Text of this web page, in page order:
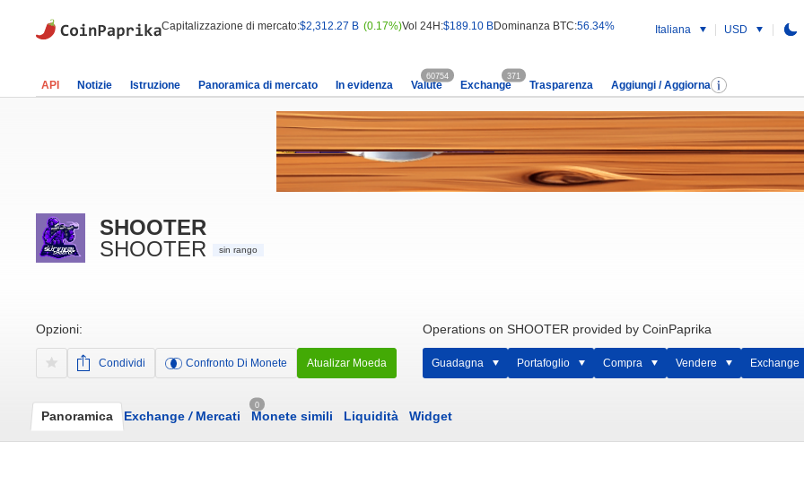
Capitalizzazione di mercato:$2,312.27 B (0.17%)Vol 24H:$189.10 BDominanza BTC:56.34% Italiana USD
API Notizie Istruzione Panoramica di mercato In evidenza Valute
60754
Exchange
371
Trasparenza Aggiungi / Aggiorna
SHOOTER
SHOOTER
sin rango
Opzioni:
Condividi Confronto Di Monete Atualizar Moeda
Operations on SHOOTER provided by CoinPaprika
Guadagna Portafoglio Compra Vendere Exchange
Panoramica Exchange /Mercati
0
Monete simili Liquidità Widget